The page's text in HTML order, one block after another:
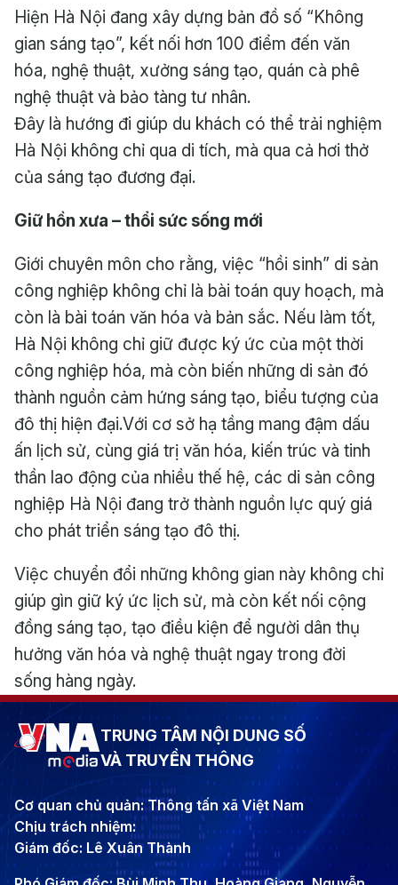
Hiện Hà Nội đang xây dựng bản đồ số “Không
gian sáng tạo”, kết nối hơn 100 điểm đến văn
hóa, nghệ thuật, xưởng sáng tạo, quán cà phê
nghệ thuật và bảo tàng tư nhân.
Đây là hướng đi giúp du khách có thể trải nghiệm
Hà Nội không chỉ qua di tích, mà qua cả hơi thở
của sáng tạo đương đại.
Giữ hồn xưa – thổi sức sống mới
Giới chuyên môn cho rằng, việc “hồi sinh” di sản
công nghiệp không chỉ là bài toán quy hoạch, mà
còn là bài toán văn hóa và bản sắc. Nếu làm tốt,
Hà Nội không chỉ giữ được ký ức của một thời
công nghiệp hóa, mà còn biến những di sản đó
thành nguồn cảm hứng sáng tạo, biểu tượng của
đô thị hiện đại.Với cơ sở hạ tầng mang đậm dấu
ấn lịch sử, cùng giá trị văn hóa, kiến trúc và tinh
thần lao động của nhiều thế hệ, các di sản công
nghiệp Hà Nội đang trở thành nguồn lực quý giá
cho phát triển sáng tạo đô thị.
Việc chuyển đổi những không gian này không chỉ
giúp gìn giữ ký ức lịch sử, mà còn kết nối cộng
đồng sáng tạo, tạo điều kiện để người dân thụ
hưởng văn hóa và nghệ thuật ngay trong đời
sống hàng ngày.
TRUNG TÂM NỘI DUNG SỐ
VÀ TRUYỀN THÔNG
Cơ quan chủ quản: Thông tấn xã Việt Nam
Chịu trách nhiệm:
Giám đốc: Lê Xuân Thành